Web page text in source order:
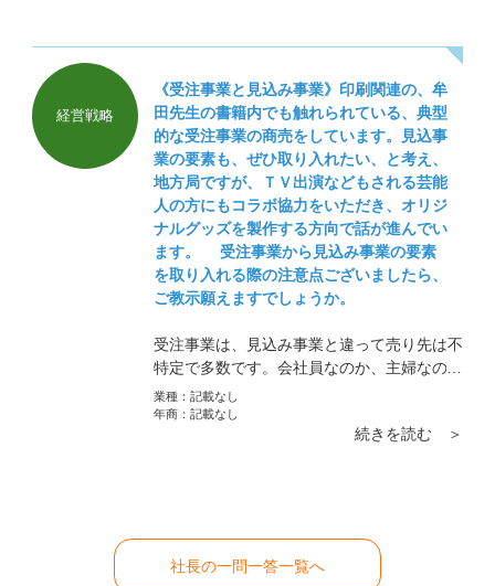
経営戦略
《受注事業と見込み事業》印刷関連の、牟
田先生の書籍内でも触れられている、典型
的な受注事業の商売をしています。見込事
業の要素も、ぜひ取り入れたい、と考え、
地方局ですが、ＴＶ出演などもされる芸能
人の方にもコラボ協力をいただき、オリジ
ナルグッズを製作する方向で話が進んでい
ます。 受注事業から見込み事業の要素
を取り入れる際の注意点ございましたら、
ご教示願えますでしょうか。
受注事業は、見込み事業と違って売り先は不
特定で多数です。会社員なのか、主婦なのか
学生なのか、などの対象を明確化してそこに
対してどういうアプローチをしていくのか頭
の中で明快に描くことができなければ商品は
業種： 記載なし
年商： 記載なし
続きを読む ＞
社長の一問一答一覧へ